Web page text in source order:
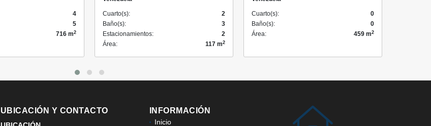
4
5
716 m2
Cuarto(s):
2
Baño(s):
3
Estacionamientos:
2
Área:
117 m2
Cuarto(s):
0
Baño(s):
0
Área:
459 m2
UBICACIÓN Y CONTACTO INFORMACIÓN
Inicio